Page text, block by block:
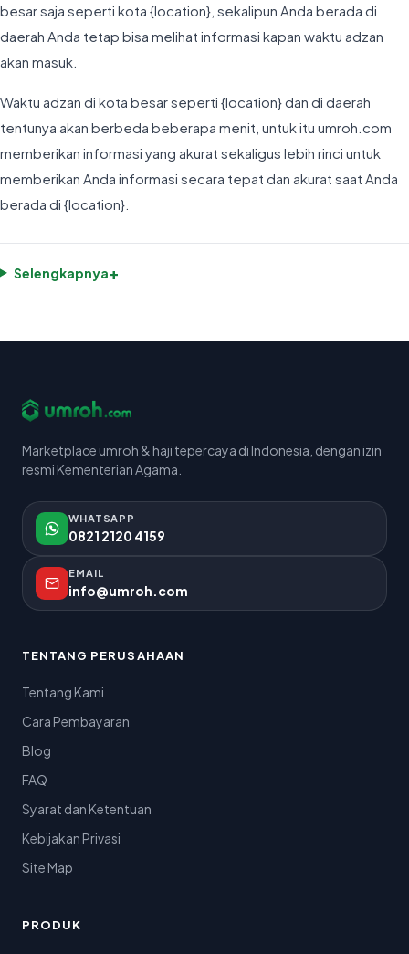
besar saja seperti kota {location}, sekalipun Anda berada di
daerah Anda tetap bisa melihat informasi kapan waktu adzan
akan masuk.
Waktu adzan di kota besar seperti {location} dan di daerah
tentunya akan berbeda beberapa menit, untuk itu umroh.com
memberikan informasi yang akurat sekaligus lebih rinci untuk
memberikan Anda informasi secara tepat dan akurat saat Anda
berada di {location}.
Selengkapnya+
Marketplace umroh & haji tepercaya di Indonesia, dengan izin
resmi Kementerian Agama.
WHATSAPP
0821 2120 4159
EMAIL
info@umroh.com
TENTANG PERUSAHAAN
Tentang Kami
Cara Pembayaran
Blog
FAQ
Syarat dan Ketentuan
Kebijakan Privasi
Site Map
PRODUK